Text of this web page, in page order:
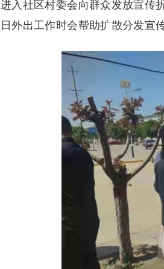
进入社区村委会向群众发放宣传
日外出工作时会帮助扩散分发宣